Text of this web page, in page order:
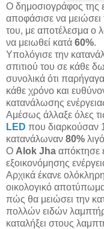
O δημοσιογράφος της
αποφάσισε να μειώσει
του, με αποτέλεσμα ο
να μειωθεί κατά 60%.
Υπολόγισε την
σπιτιού του σε κάθε
συνολικά ότι
κάθε χρόνο και
κατανάλωσης
Αμέσως άλλαξε όλες
LED που διαρκούσαν
κατανάλωναν 80%
Ο Alok Jha απόκτησε
εξοικονόμησης
Αρχικά έκανε
οικολογικό αποτύπωμα
πώς θα μειώσει την
πολλών ειδών
καταλήξει στους